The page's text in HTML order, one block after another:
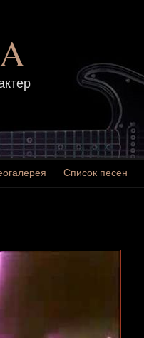
Список песен